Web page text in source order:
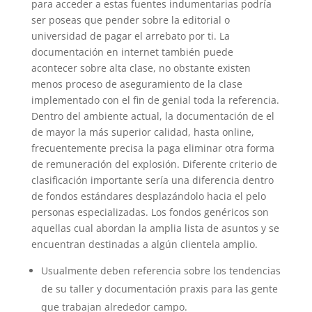
para acceder a estas fuentes indumentarias podrí­a
ser poseas que pender sobre la editorial o
universidad de pagar el arrebato por ti. La
documentación en internet también puede
acontecer sobre alta clase, no obstante existen
menos proceso de aseguramiento de la clase
implementado con el fin de genial toda la referencia.
Dentro del ambiente actual, la documentación de el
de mayor la más superior calidad, hasta online,
frecuentemente precisa la paga eliminar otra forma
de remuneración del explosión. Diferente criterio de
clasificación importante serí­a una diferencia dentro
de fondos estándares desplazándolo hacia el pelo
personas especializadas. Los fondos genéricos son
aquellas cual abordan la amplia lista de asuntos y se
encuentran destinadas a algún clientela amplio.
Usualmente deben referencia sobre los tendencias
de su taller y documentación praxis para las gente
que trabajan alrededor campo.